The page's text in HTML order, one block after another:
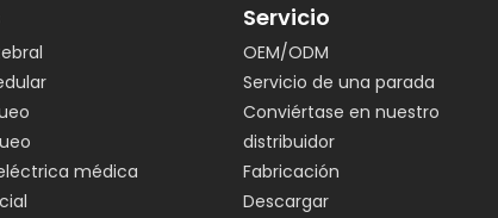
médica
Servicio
OEM/ODM
Servicio de una parada
Conviértase en nuestro
distribuidor
Fabricación
Descargar